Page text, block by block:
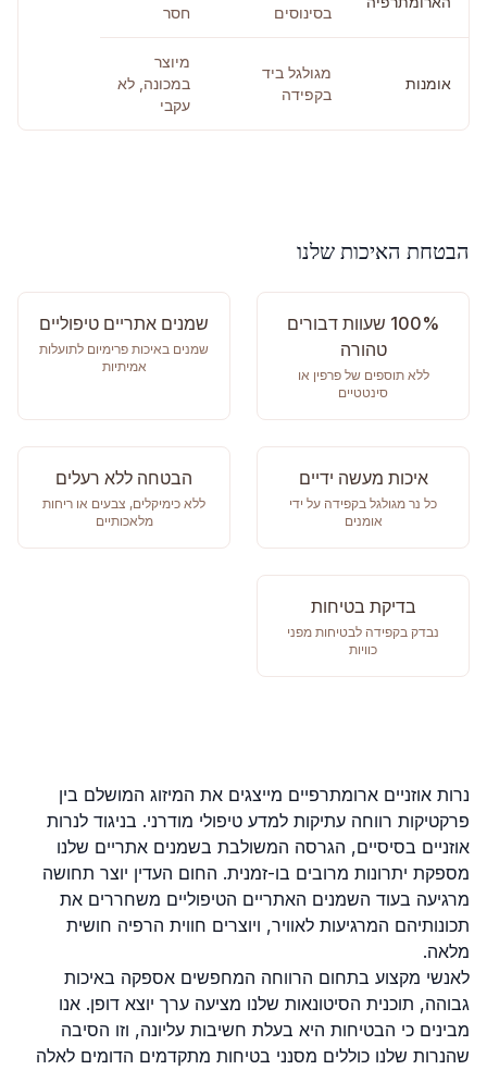
בסינוסים חסר
אומנות
מגולגל ביד
בקפידה
מיוצר
במכונה, לא
עקבי
הבטחת האיכות שלנו
100% שעוות דבורים
טהורה
ללא תוספים של פרפין או
סינטטיים
שמנים אתריים טיפוליים
שמנים באיכות פרימיום לתועלות
אמיתיות
איכות מעשה ידיים
כל נר מגולגל בקפידה על ידי
אומנים
הבטחה ללא רעלים
ללא כימיקלים, צבעים או ריחות
מלאכותיים
בדיקת בטיחות
נבדק בקפידה לבטיחות מפני
כוויות
נרות אוזניים ארומתרפיים מייצגים את המיזוג המושלם בין
פרקטיקות רווחה עתיקות למדע טיפולי מודרני. בניגוד לנרות
אוזניים בסיסיים, הגרסה המשולבת בשמנים אתריים שלנו
מספקת יתרונות מרובים בו-זמנית. החום העדין יוצר תחושה
מרגיעה בעוד השמנים האתריים הטיפוליים משחררים את
תכונותיהם המרגיעות לאוויר, ויוצרים חווית הרפיה חושית
מלאה.
לאנשי מקצוע בתחום הרווחה המחפשים אספקה באיכות
גבוהה, תוכנית הסיטונאות שלנו מציעה ערך יוצא דופן. אנו
מבינים כי הבטיחות היא בעלת חשיבות עליונה, וזו הסיבה
שהנרות שלנו כוללים מסנני בטיחות מתקדמים הדומים לאלה